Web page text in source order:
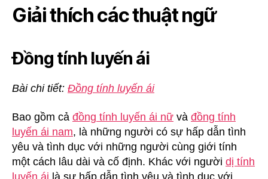
Giải thích các thuật ngữ
Đồng tính luyến ái
Bài chi tiết: Đồng tính luyến ái
Bao gồm cả đồng tính luyến ái nữ và đồng tính
luyến ái nam, là những người có sự hấp dẫn tình
yêu và tình dục với những người cùng giới tính
một cách lâu dài và cố định. Khác với người dị tính
luyến ái là sự hấp dẫn tình yêu và tình dục với